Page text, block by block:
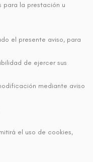
para la prestación u
el presente aviso, para
de ejercer sus
mediante aviso
el uso de cookies,